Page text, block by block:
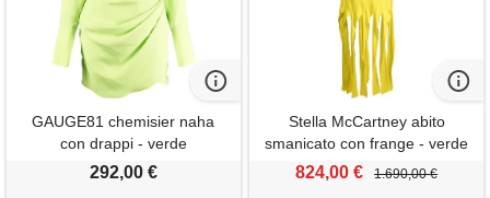
GAUGE81 chemisier naha
con drappi - verde
292,00 €
Stella McCartney abito
smanicato con frange - verde
824,00 € 1.690,00 €